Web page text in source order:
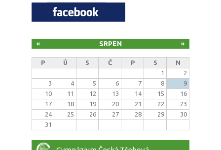
SRPEN
« »
P Ú S Č P S
N
1
2
3
4 5 6 7 8
9
10
11 12 13 14 15
16
17
18 19 20 21 22
23
24
25 26 27 28 29
30
31